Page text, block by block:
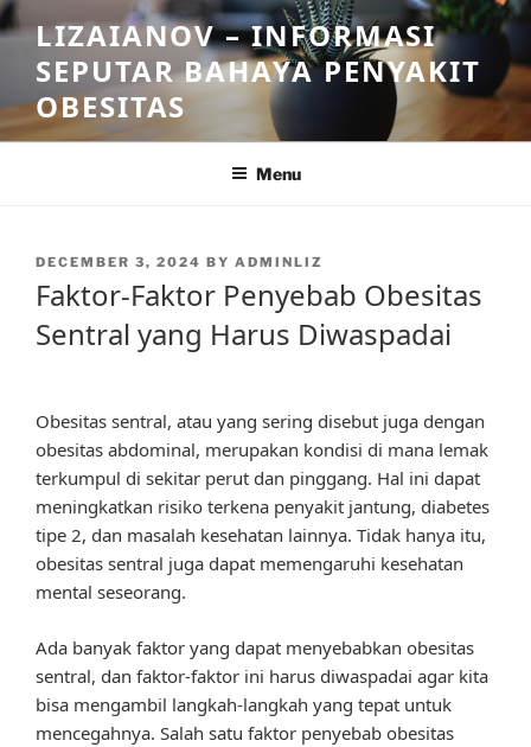
Skip
to
content
LIZAIANOV – INFORMASI
SEPUTAR BAHAYA PENYAKIT
OBESITAS
Menu
POSTED
DECEMBER 3, 2024 BY ADMINLIZ
Faktor-Faktor Penyebab Obesitas
Sentral yang Harus Diwaspadai
Obesitas sentral, atau yang sering disebut juga dengan
obesitas abdominal, merupakan kondisi di mana lemak
terkumpul di sekitar perut dan pinggang. Hal ini dapat
meningkatkan risiko terkena penyakit jantung, diabetes
tipe 2, dan masalah kesehatan lainnya. Tidak hanya itu,
obesitas sentral juga dapat memengaruhi kesehatan
mental seseorang.
Ada banyak faktor yang dapat menyebabkan obesitas
sentral, dan faktor-faktor ini harus diwaspadai agar kita
bisa mengambil langkah-langkah yang tepat untuk
mencegahnya. Salah satu faktor penyebab obesitas